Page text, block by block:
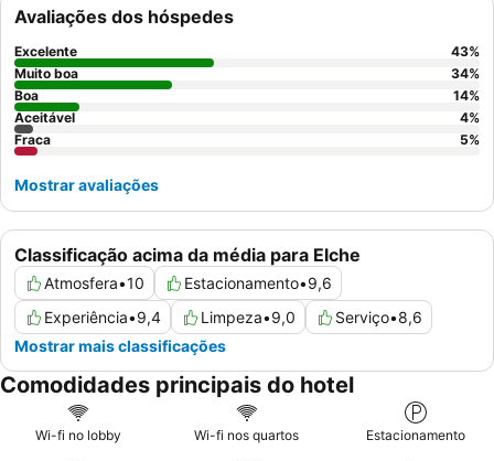
Classificação acima da média para Elche
Atmosfera•10 Estacionamento•9,6
Experiência•9,4 Limpeza•9,0 Serviço•8,6
Mostrar mais classificações
Avaliações dos hóspedes
Excelente 43%
Muito boa
34%
Boa
14%
Aceitável
4%
Fraca
5%
Mostrar avaliações
Comodidades principais do hotel
Wi-fi no lobby Wi-fi nos quartos Estacionamento